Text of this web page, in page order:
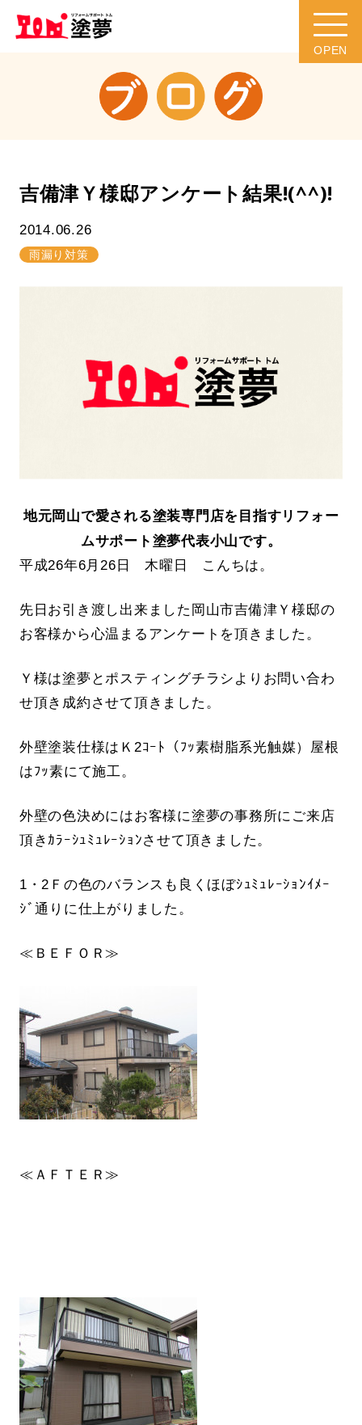
吉備津Ｙ様邸アンケート結果!(^^)!
2014.06.26
雨漏り対策
地元岡山で愛される塗装専門店を目指すリフォー
ムサポート塗夢代表小山です。
平成26年6月26日 木曜日 こんちは。
先日お引き渡し出来ました岡山市吉備津Ｙ様邸の
お客様から心温まるアンケートを頂きました。
Ｙ様は塗夢とポスティングチラシよりお問い合わ
せ頂き成約させて頂きました。
外壁塗装仕様はＫ2ｺｰﾄ（ﾌｯ素樹脂系光触媒）屋根
はﾌｯ素にて施工。
外壁の色決めにはお客様に塗夢の事務所にご来店
頂きｶﾗｰｼｭﾐｭﾚｰｼｮﾝさせて頂きました。
1・2Ｆの色のバランスも良くほぼｼｭﾐｭﾚｰｼｮﾝｲﾒｰ
ｼﾞ通りに仕上がりました。
≪ＢＥＦＯＲ≫
≪ＡＦＴＥＲ≫